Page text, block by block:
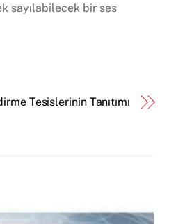
sayılabilecek bir ses
Tesislerinin Tanıtımı